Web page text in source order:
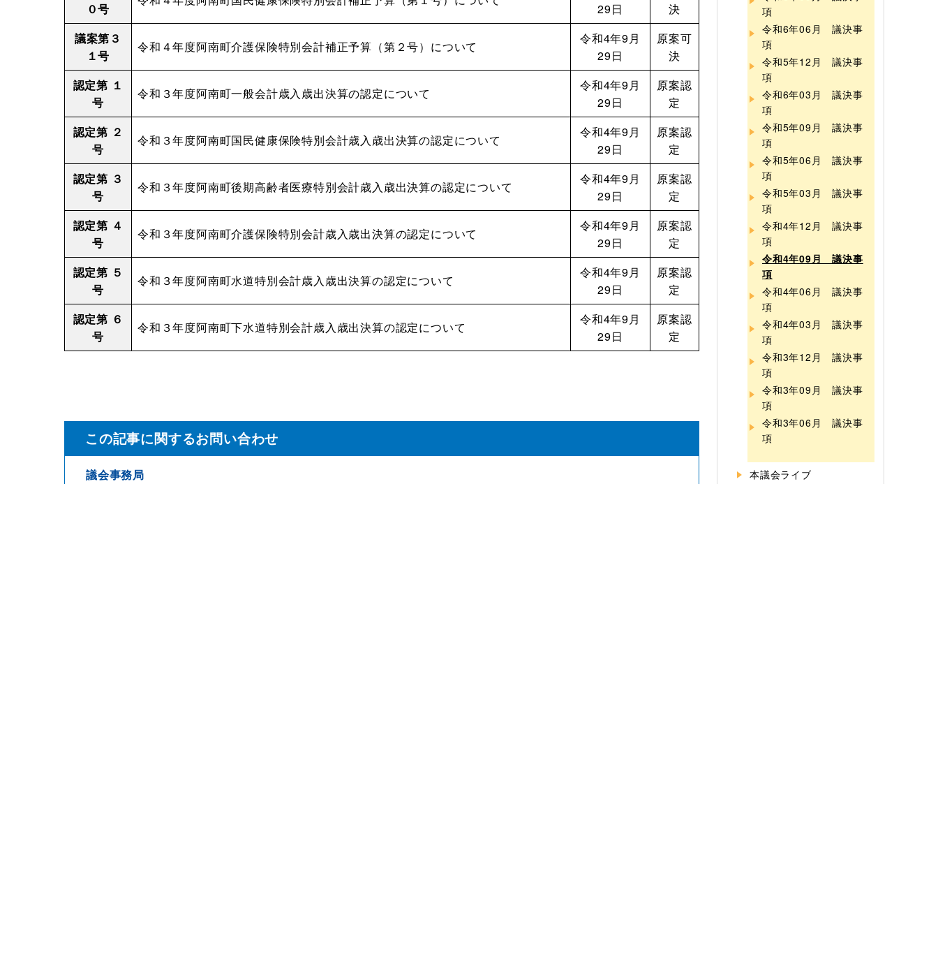
０号
29日
決
議案第３
１号
令和４年度阿南町介護保険特別会計補正予算（第２号）について
令和4年9月
29日
原案可
決
認定第 １
号
令和３年度阿南町一般会計歳入歳出決算の認定について
令和4年9月
29日
原案認
定
認定第 ２
号
令和３年度阿南町国民健康保険特別会計歳入歳出決算の認定について
令和4年9月
29日
原案認
定
認定第 ３
号
令和３年度阿南町後期高齢者医療特別会計歳入歳出決算の認定について
令和4年9月
29日
原案認
定
認定第 ４
号
令和３年度阿南町介護保険特別会計歳入歳出決算の認定について
令和4年9月
29日
原案認
定
認定第 ５
号
令和３年度阿南町水道特別会計歳入歳出決算の認定について
令和4年9月
29日
原案認
定
認定第 ６
号
令和３年度阿南町下水道特別会計歳入歳出決算の認定について
令和4年9月
29日
原案認
定
この記事に関するお問い合わせ
議会事務局
項
令和6年06月 議決事
項
令和5年12月 議決事
項
令和6年03月 議決事
項
令和5年09月 議決事
項
令和5年06月 議決事
項
令和5年03月 議決事
項
令和4年12月 議決事
項
令和4年09月 議決事
項
令和4年06月 議決事
項
令和4年03月 議決事
項
令和3年12月 議決事
項
令和3年09月 議決事
項
令和3年06月 議決事
項
本議会ライブ